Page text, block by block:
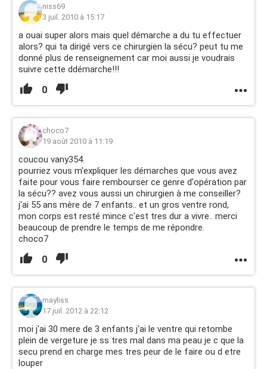
niss69
3 juil. 2010 à 15:17
a ouai super alors mais quel démarche a du tu effectuer
alors? qui ta dirigé vers ce chirurgien la sécu? peut tu me
donné plus de renseignement car moi aussi je voudrais
suivre cette ddémarche!!!
0
choco7
19 août 2010 à 11:19
coucou vany354
pourriez vous m'expliquer les démarches que vous avez
faite pour vous faire rembourser ce genre d'opération par
la sécu?? avez vous aussi un chirurgien à me conseiller?
j'ai 55 ans mère de 7 enfants.. et un gros ventre rond,
mon corps est resté mince c'est tres dur a vivre.. merci
beaucoup de prendre le temps de me répondre.
choco7
0
mayliss
17 juil. 2012 à 22:12
moi j'ai 30 mere de 3 enfants j'ai le ventre qui retombe
plein de vergeture je ss tres mal dans ma peau je c que la
secu prend en charge mes tres peur de le faire ou d etre
louper